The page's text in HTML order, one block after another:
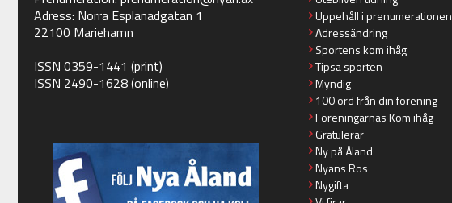
Adress: Norra Esplanadgatan 1
22100 Mariehamn
ISSN 0359-1441 (print)
ISSN 2490-1628 (online)
Uppehåll i prenumerationen
Adressändring
Sportens kom ihåg
Tipsa sporten
Myndig
100 ord från din förening
Föreningarnas Kom ihåg
Gratulerar
Ny på Åland
Nyans Ros
Nygifta